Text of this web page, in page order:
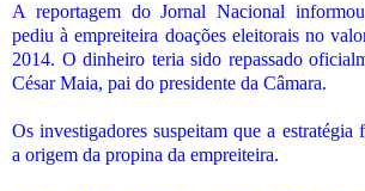
A reportagem do Jornal Nacional
pediu à empreiteira doações eleitorais no
2014. O dinheiro teria sido repassado
César Maia, pai do presidente da Câmara.
Os investigadores suspeitam que a estratégia
a origem da propina da empreiteira.